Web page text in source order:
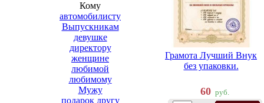
Кому
автомобилисту
Выпускникам
девушке
директору
женщине
любимой
любимому
Мужу
подарок другу
Грамота Лучший Внук
без упаковки.
60 руб.